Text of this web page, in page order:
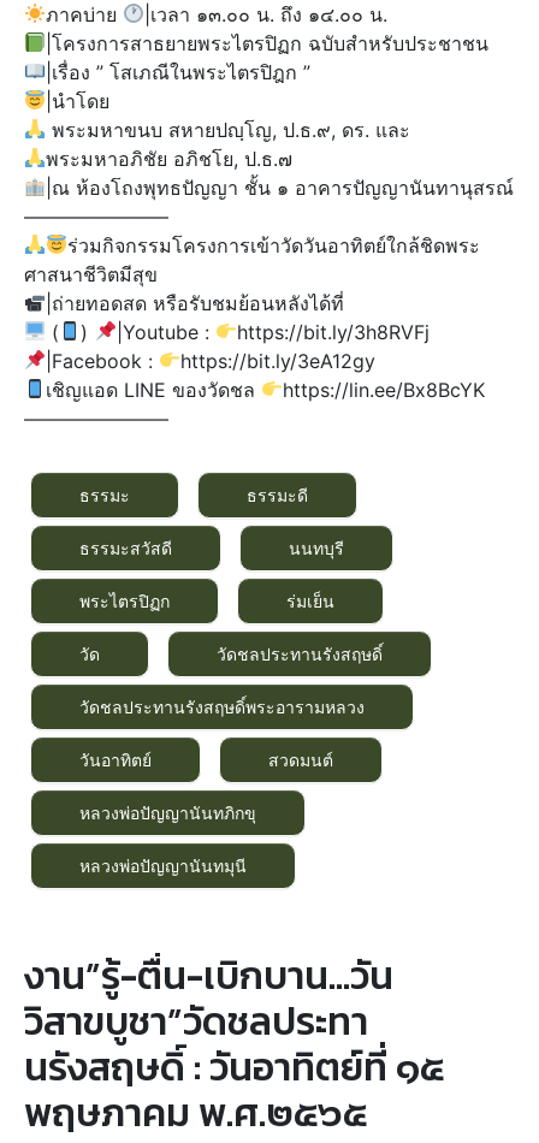
ภาคบ่าย
|เวลา ๑๓.๐๐ น. ถึง ๑๔.๐๐ น.
|โครงการสาธยายพระไตรปิฏก ฉบับสำหรับประชาชน
|เรื่อง ” โสเภณีในพระไตรปิฎก ”
|นำโดย
พระมหาขนบ สหายปญฺโญ, ป.ธ.๙, ดร. และ
พระมหาอภิชัย อภิชโย, ป.ธ.๗
|ณ ห้องโถงพุทธปัญญา ชั้น ๑ อาคารปัญญานันทานุสรณ์
———————–
ร่วมกิจกรรมโครงการเข้าวัดวันอาทิตย์ใกล้ชิดพระ
ศาสนาชีวิตมีสุข
|ถ่ายทอดสด หรือรับชมย้อนหลังได้ที่
(
)​ |Youtube :
https://bit.ly/3h8RVFj
|Facebook :
https://bit.ly/3eA12gy
เชิญแอด LINE ของวัดชล
https://lin.ee/Bx8BcYK
———————–
ธรรมะ ธรรมะดี
ธรรมะสวัสดี นนทบุรี
พระไตรปิฏก ร่มเย็น
วัด วัดชลประทานรังสฤษดิ์
วัดชลประทานรังสฤษดิ์พระอารามหลวง
วันอาทิตย์ สวดมนต์
หลวงพ่อปัญญานันทภิกขุ
หลวงพ่อปัญญานันทมุนี
งาน”รู้-ตื่น-เบิกบาน…วัน
วิสาขบูชา”วัดชลประทา
นรังสฤษดิ์ : วันอาทิตย์ที่ ๑๕
พฤษภาคม พ.ศ.๒๕๖๕